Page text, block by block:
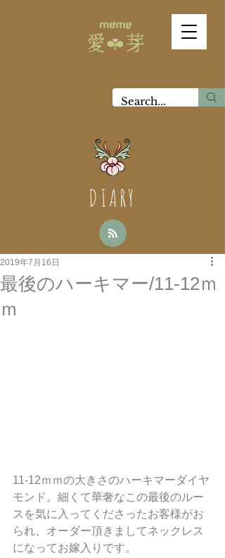
DIARY
最後のハーキマー/11-12ｍ
ｍ
2019年7月16日
11-12ｍｍの大きさのハーキマーダイヤ
モンド。細くて華奢なこの最後のルー
スを気に入ってくださったお客様がお
られ、オーダー頂きましてネックレス
になってお嫁入りです。